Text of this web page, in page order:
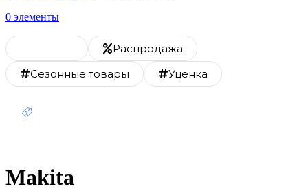
0 элементы
Распродажа
Сезонные товары
Уценка
Makita